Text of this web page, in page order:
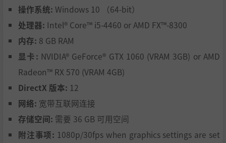
操作系统: Windows 10 （64-bit）
处理器: Intel® Core™ i5-4460 or AMD FX™-8300
内存: 8 GB RAM
显卡: NVIDIA® GeForce® GTX 1060 (VRAM 3GB) or AMD
Radeon™ RX 570 (VRAM 4GB)
DirectX 版本: 12
网络: 宽带互联网连接
存储空间: 需要 36 GB 可用空间
附注事项: 1080p/30fps when graphics settings are set